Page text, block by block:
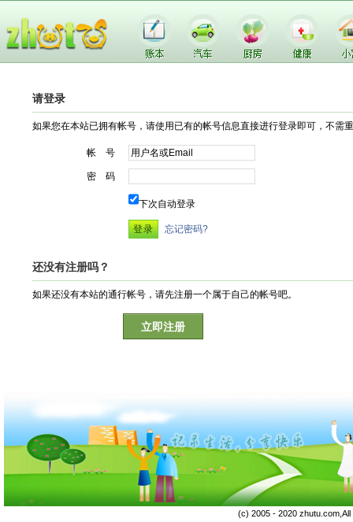
请登录
如果您在本站已拥有帐号，请使用已有的帐号信息直接进行登录即可，不需
帐 号
密 码
下次自动登录
忘记密码?
还没有注册吗？
如果还没有本站的通行帐号，请先注册一个属于自己的帐号吧。
立即注册
(c) 2005 - 2020